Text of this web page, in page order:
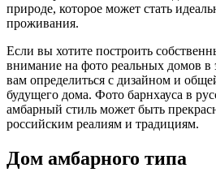
природе, которое может стать
проживания.
Если вы хотите построить
внимание на фото реальных домов
вам определиться с дизайном и
будущего дома. Фото барнхауса в
амбарный стиль может быть
российским реалиям и традициям.
Дом амбарного типа